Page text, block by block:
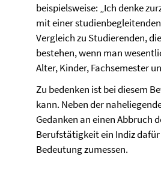
beispielsweise: „Ich denke
mit einer
Vergleich zu Studierenden,
bestehen, wenn man
Alter, Kinder, Fachsemester
Zu bedenken ist bei diesem
kann. Neben der
Gedanken an einen Abbruch
Berufstätigkeit ein Indiz
Bedeutung zumessen.